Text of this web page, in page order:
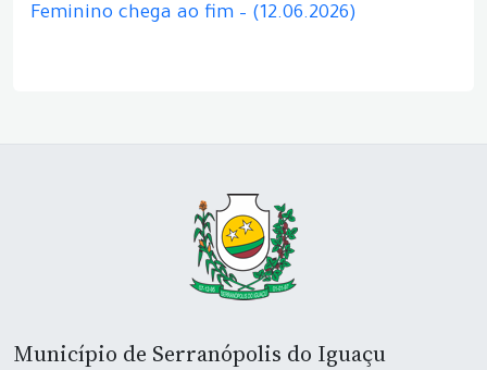
Feminino chega ao fim – (12.06.2026)
Município de Serranópolis do Iguaçu